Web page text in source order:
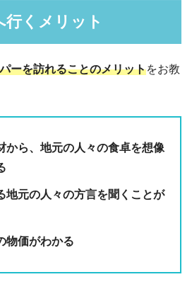
行くメリット
ーを訪れることのメリットをお教
から、地元の人々の食卓を想像
地元の人々の方言を聞くことが
物価がわかる